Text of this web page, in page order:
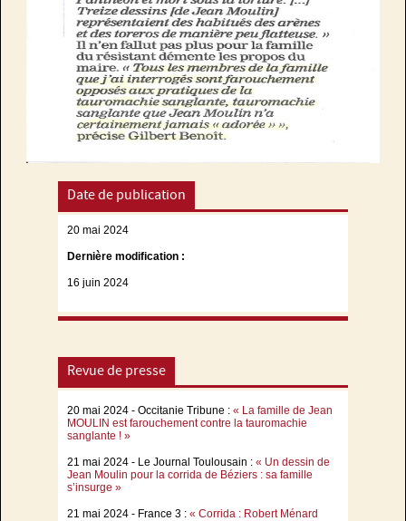
Date de publication
20 mai 2024
Dernière modification :
16 juin 2024
Revue de presse
20 mai 2024 - Occitanie Tribune : « La famille de Jean
MOULIN est farouchement contre la tauromachie
sanglante ! »
21 mai 2024 - Le Journal Toulousain : « Un dessin de
Jean Moulin pour la corrida de Béziers : sa famille
s’insurge »
21 mai 2024 - France 3 : « Corrida : Robert Ménard